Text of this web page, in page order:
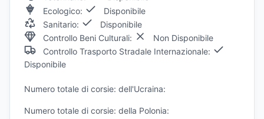
Ecologico:
Disponibile
Sanitario:
Disponibile
Controllo Beni Culturali:
Non Disponibile
Controllo Trasporto Stradale Internazionale:
Disponibile
Numero totale di corsie: dell'Ucraina:
Numero totale di corsie: della Polonia: